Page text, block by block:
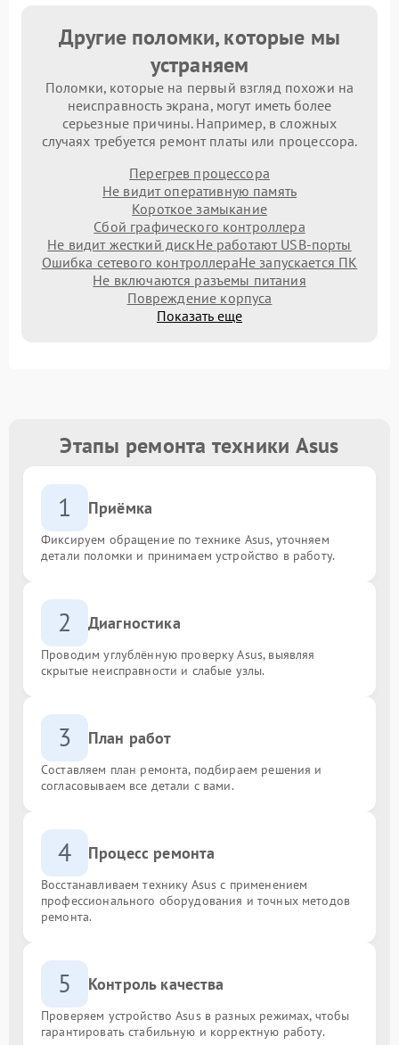
Другие поломки, которые мы
устраняем
Поломки, которые на первый взгляд похожи на
неисправность экрана, могут иметь более
серьезные причины. Например, в сложных
случаях требуется ремонт платы или процессора.
Перегрев процессора
Не видит оперативную память
Короткое замыкание
Сбой графического контроллера
Не видит жесткий дискНе работают USB-порты
Ошибка сетевого контроллераНе запускается ПК
Не включаются разъемы питания
Повреждение корпуса
Показать еще
Этапы ремонта техники Asus
1 Приёмка
Фиксируем обращение по технике Asus, уточняем
детали поломки и принимаем устройство в работу.
2 Диагностика
Проводим углублённую проверку Asus, выявляя
скрытые неисправности и слабые узлы.
3 План работ
Составляем план ремонта, подбираем решения и
согласовываем все детали с вами.
4 Процесс ремонта
Восстанавливаем технику Asus с применением
профессионального оборудования и точных методов
ремонта.
5 Контроль качества
Проверяем устройство Asus в разных режимах, чтобы
гарантировать стабильную и корректную работу.